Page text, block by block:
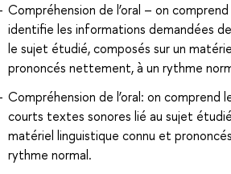
Compréhension de l’oral – on
identifie les informations demandées
le sujet étudié, composés sur un
prononcés nettement, à un rythme
Compréhension de l’oral: on comprend
courts textes sonores lié au sujet
matériel linguistique connu et
rythme normal.